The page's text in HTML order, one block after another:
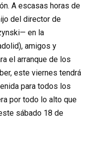
A escasas horas de
del director de
en la
amigos y
el arranque de los
este viernes tendrá
para todos los
por todo lo alto que
sábado 18 de